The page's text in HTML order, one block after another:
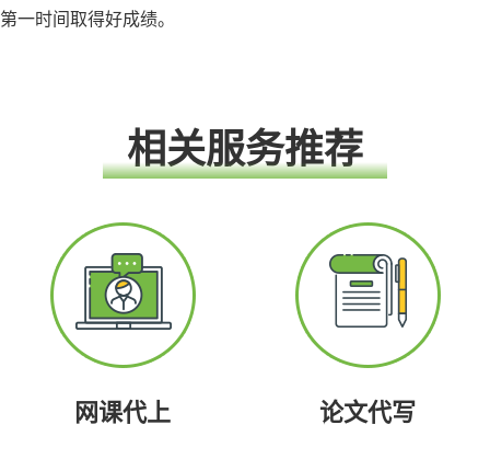
第一时间取得好成绩。
相关服务推荐
网课代上 论文代写